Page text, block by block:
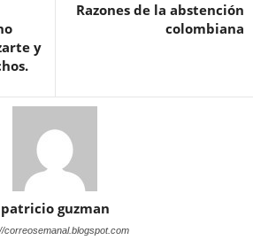
y
Razones de la abstención
colombiana
patricio guzman
correosemanal.blogspot.com